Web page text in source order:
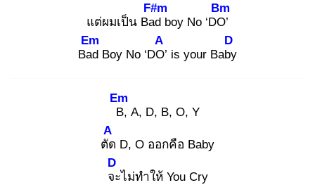
แต่ผมเป็น Bad
F#m
boy No ‘DO’
Bm
Bad
Em
Boy No ‘DO’
A
is your Baby
D
B,
Em
A, D, B, O, Y
ตัด
A
D, O ออกคือ Baby
จะ
D
ไม่ทำให้ You Cry